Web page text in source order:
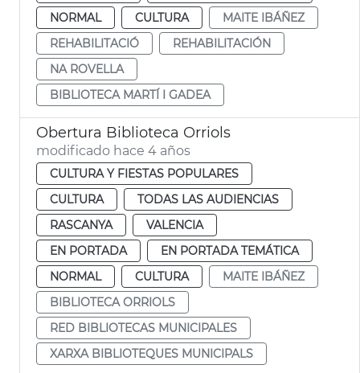
NORMAL
CULTURA
MAITE IBÁÑEZ
REHABILITACIÓ
REHABILITACIÓN
NA ROVELLA
BIBLIOTECA MARTÍ I GADEA
Obertura Biblioteca Orriols
modificado hace 4 años
CULTURA Y FIESTAS POPULARES
CULTURA
TODAS LAS AUDIENCIAS
RASCANYA
VALENCIA
EN PORTADA
EN PORTADA TEMÁTICA
NORMAL
CULTURA
MAITE IBÁÑEZ
BIBLIOTECA ORRIOLS
RED BIBLIOTECAS MUNICIPALES
XARXA BIBLIOTEQUES MUNICIPALS